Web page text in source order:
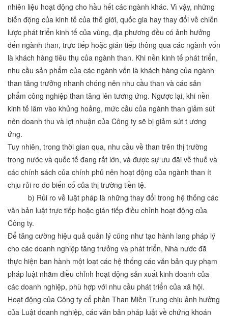
nhiên liệu hoạt động cho hầu hết các ngành khác. Vì vậy, những
biến động của kinh tế của thế giới, quốc gia hay thay đổi về chiến
lược phát triển kinh tế của vùng, địa phương đều có ảnh hưởng
đến ngành than, trực tiếp hoặc gián tiếp thông qua các ngành vốn
là khách hàng tiêu thụ của ngành than. Khi nền kinh tế phát triển,
nhu cầu sản phẩm của các ngành vốn là khách hàng của ngành
than tăng trưởng nhanh chóng nên nhu cầu than và các sản
phẩm công nghiệp than tăng lên tương ứng. Ngược lại, khi nền
kinh tế lâm vào khủng hoảng, mức cầu của ngành than giảm sút
nên doanh thu và lợi nhuận của Công ty sẽ bị giảm sút t ương
ứng.
Tuy nhiên, trong thời gian qua, nhu cầu về than trên thị trường
trong nước và quốc tế đang rất lớn, và được sự ưu đãi về thuế và
các chính sách của chính phủ nên hoạt động của ngành than ít
chịu rủi ro do biến cố của thị trường tiền tệ.
b) Rủi ro về luật pháp là những thay đổi trong hệ thống các
văn bản luật trực tiếp hoặc gián tiếp điều chỉnh hoạt động của
Công ty.
Để tăng cường hiệu quả quản lý cũng như tạo hành lang pháp lý
cho các doanh nghiệp tăng trưởng và phát triển, Nhà nước đã
thực hiện ban hành một loạt các hệ thống các văn bản quy phạm
pháp luật nhằm điều chỉnh hoạt động sản xuất kinh doanh của
các doanh nghiệp, phù hợp với nhu cầu phát triển của xã hội.
Hoạt động của Công ty cổ phần Than Miền Trung chịu ảnh hưởng
của Luật doanh nghiệp, các văn bản pháp luật về chứng khoán